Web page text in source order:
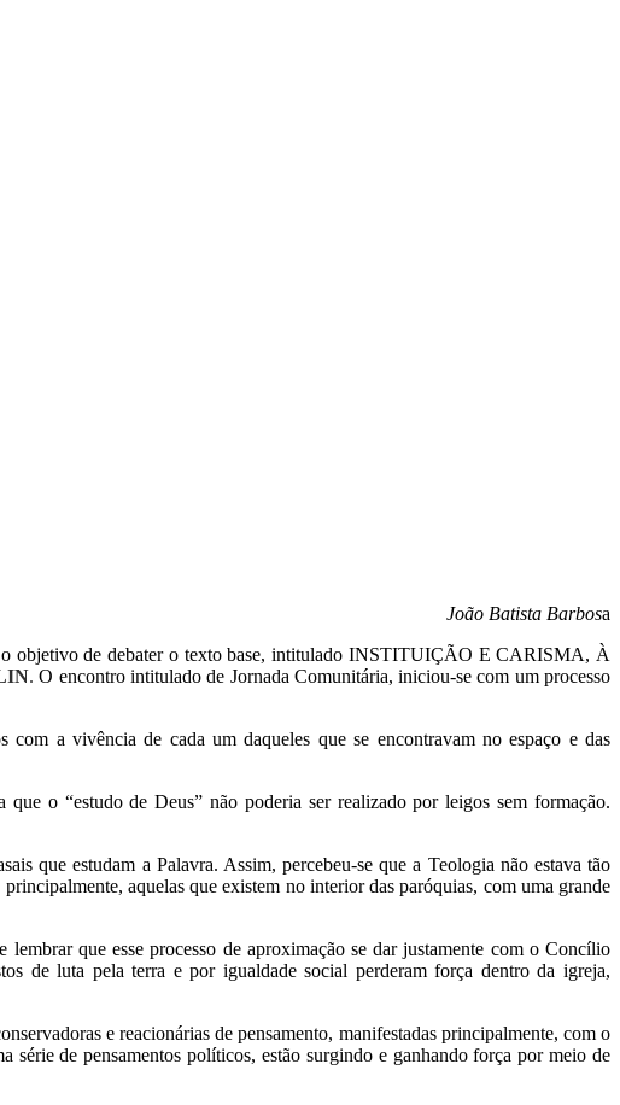
João Batista Barbosa
objetivo de debater o texto base, intitulado INSTITUIÇÃO E CARISMA, À
.O encontro intitulado de Jornada Comunitária, iniciou-se com um processo
com a vivência de cada um daqueles que se encontravam no espaço e das
o “estudo de Deus” não poderia ser realizado por leigos sem formação.
que estudam a Palavra. Assim, percebeu-se que a Teologia não estava tão
aquelas que existem no interior das paróquias, com uma grande
que esse processo de aproximação se dar justamente com o Concílio
de luta pela terra e por igualdade social perderam força dentro da igreja,
e reacionárias de pensamento, manifestadas principalmente, com o
série de pensamentos políticos, estão surgindo e ganhando força por meio de